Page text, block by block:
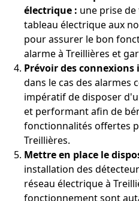
électrique : une prise
tableau électrique aux
pour assurer le bon
alarme à Treillières et
Prévoir des
dans le cas des alarmes
impératif de disposer
et performant afin de
fonctionnalités offertes
Treillières.
Mettre en place le
installation des
réseau électrique à
fonctionnement sont